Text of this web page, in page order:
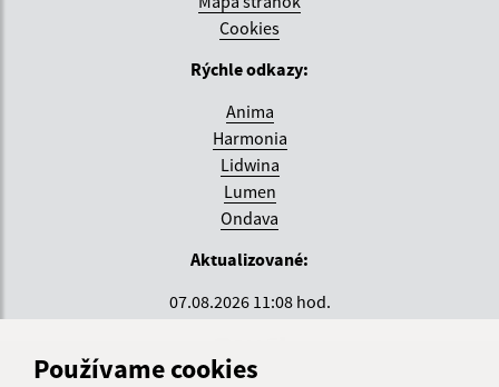
Používame cookies
Cookies
Rýchle odkazy:
Anima
Harmonia
Lidwina
Lumen
Ondava
Aktualizované:
07.08.2026 11:08 hod.